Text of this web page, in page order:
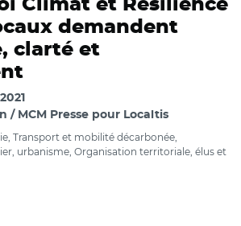
Climat et Résilience
demandent
clarté et
/ MCM Presse pour Localtis
Transport et mobilité décarbonée,
urbanisme, Organisation territoriale, élus et